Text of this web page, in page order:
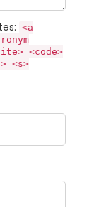
<a
<code>
<s>